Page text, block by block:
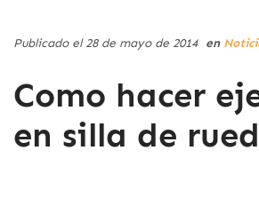
Publicado el 28 de mayo de 2014 en
Como hacer
en silla de